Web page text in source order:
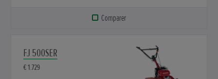
Comparer
FJ 500SER
€ 1.729